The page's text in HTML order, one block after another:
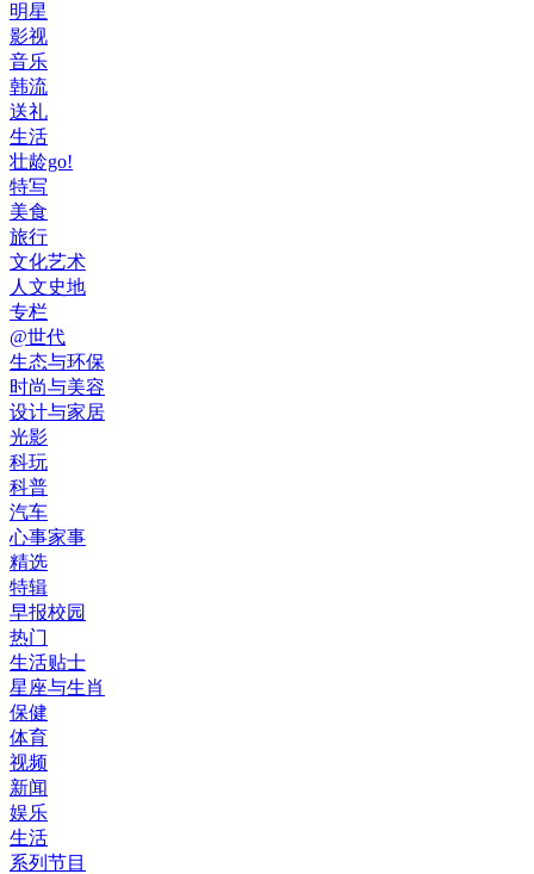
明星
影视
音乐
韩流
送礼
生活
壮龄go!
特写
美食
旅行
文化艺术
人文史地
专栏
@世代
生态与环保
时尚与美容
设计与家居
光影
科玩
科普
汽车
心事家事
精选
特辑
早报校园
热门
生活贴士
星座与生肖
保健
体育
视频
新闻
娱乐
生活
系列节目